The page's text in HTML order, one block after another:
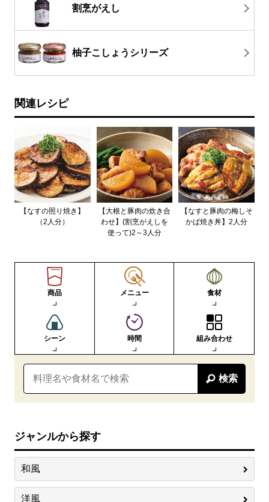
割烹がえし
柚子こしょうシリーズ
関連レシピ
【なすの照り焼き】
（2人分）
【大根と豚肉の炊き合
わせ】(割烹がえしを
使って)2～3人分
【なすと豚肉の梅しそ
かば焼き丼】2人分
商品 メニュー 食材
シーン 時間 組み合わせ
検索
ジャンルから探す
和風
洋風